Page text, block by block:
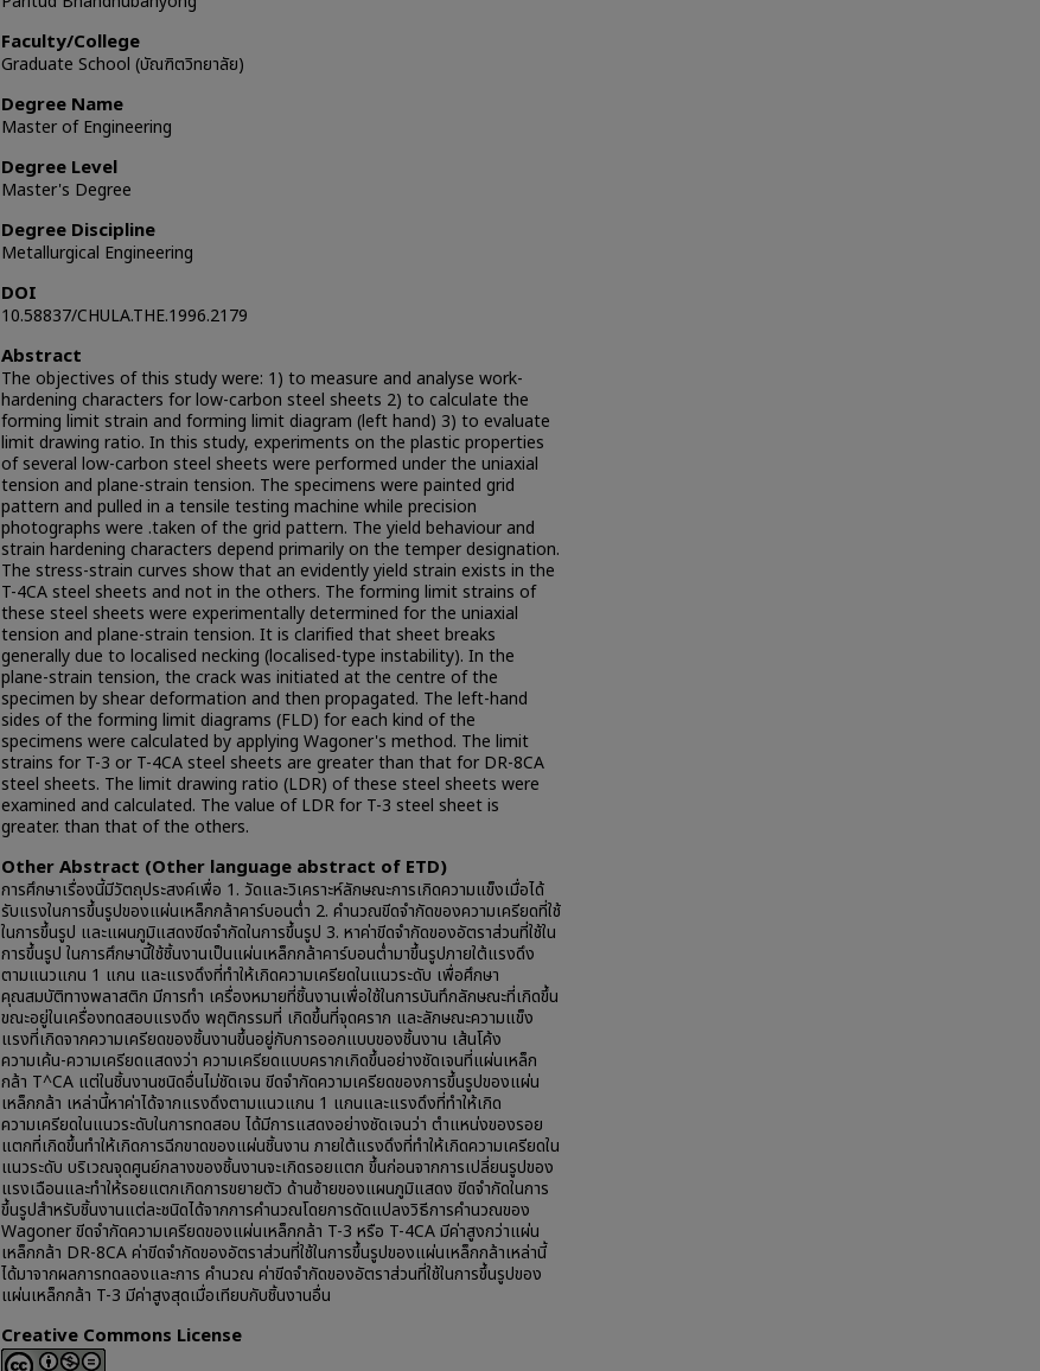
Faculty/College
Graduate School (บัณฑิตวิทยาลัย)
Degree Name
Master of Engineering
Degree Level
Master's Degree
Degree Discipline
Metallurgical Engineering
DOI
10.58837/CHULA.THE.1996.2179
Abstract
The objectives of this study were: 1) to measure and analyse work-
hardening characters for low-carbon steel sheets 2) to calculate the
forming limit strain and forming limit diagram (left hand) 3) to evaluate
limit drawing ratio. In this study, experiments on the plastic properties
of several low-carbon steel sheets were performed under the uniaxial
tension and plane-strain tension. The specimens were painted grid
pattern and pulled in a tensile testing machine while precision
photographs were .taken of the grid pattern. The yield behaviour and
strain hardening characters depend primarily on the temper designation.
The stress-strain curves show that an evidently yield strain exists in the
T-4CA steel sheets and not in the others. The forming limit strains of
these steel sheets were experimentally determined for the uniaxial
tension and plane-strain tension. It is clarified that sheet breaks
generally due to localised necking (localised-type instability). In the
plane-strain tension, the crack was initiated at the centre of the
specimen by shear deformation and then propagated. The left-hand
sides of the forming limit diagrams (FLD) for each kind of the
specimens were calculated by applying Wagoner's method. The limit
strains for T-3 or T-4CA steel sheets are greater than that for DR-8CA
steel sheets. The limit drawing ratio (LDR) of these steel sheets were
examined and calculated. The value of LDR for T-3 steel sheet is
greater. than that of the others.
Other Abstract (Other language abstract of ETD)
การศึกษาเรื่องนี้มีวัตถุประสงค์เพื่อ 1. วัดและวิเคราะห์ลักษณะการเกิดความแข็งเมื่อได้
รับแรงในการขึ้นรูปของแผ่นเหล็กกล้าคาร์บอนต่ำ 2. คำนวณขีดจำกัดของความเครียดที่ใช้
ในการขึ้นรูป และแผนภูมิแสดงขีดจำกัดในการขึ้นรูป 3. หาค่าขีดจำกัดของอัตราส่วนที่ใช้ใน
การขึ้นรูป ในการศึกษานี้ใช้ชิ้นงานเป็นแผ่นเหล็กกล้าคาร์บอนต่ำมาขึ้นรูปภายใต้แรงดึง
ตามแนวแกน 1 แกน และแรงดึงที่ทำให้เกิดความเครียดในแนวระดับ เพื่อศึกษา
คุณสมบัติทางพลาสติก มีการทำ เครื่องหมายที่ชิ้นงานเพื่อใช้ในการบันทึกลักษณะที่เกิดขึ้น
ขณะอยู่ในเครื่องทดสอบแรงดึง พฤติกรรมที่ เกิดขึ้นที่จุดคราก และลักษณะความแข็ง
แรงที่เกิดจากความเครียดของชิ้นงานขึ้นอยู่กับการออกแบบของชิ้นงาน เส้นโค้ง
ความเค้น-ความเครียดแสดงว่า ความเครียดแบบครากเกิดขึ้นอย่างชัดเจนที่แผ่นเหล็ก
กล้า T^CA แต่ในชิ้นงานชนิดอื่นไม่ชัดเจน ขีดจำกัดความเครียดของการขึ้นรูปของแผ่น
เหล็กกล้า เหล่านี้หาค่าได้จากแรงดึงตามแนวแกน 1 แกนและแรงดึงที่ทำให้เกิด
ความเครียดในแนวระดับในการทดสอบ ได้มีการแสดงอย่างชัดเจนว่า ตำแหน่งของรอย
แตกที่เกิดขึ้นทำให้เกิดการฉีกขาดของแผ่นชิ้นงาน ภายใต้แรงดึงที่ทำให้เกิดความเครียดใน
แนวระดับ บริเวณจุดศูนย์กลางของชิ้นงานจะเกิดรอยแตก ขึ้นก่อนจากการเปลี่ยนรูปของ
แรงเฉือนและทำให้รอยแตกเกิดการขยายตัว ด้านซ้ายของแผนภูมิแสดง ขีดจำกัดในการ
ขึ้นรูปสำหรับชิ้นงานแต่ละชนิดได้จากการคำนวณโดยการดัดแปลงวิธีการคำนวณของ
Wagoner ขีดจำกัดความเครียดของแผ่นเหล็กกล้า T-3 หรือ T-4CA มีค่าสูงกว่าแผ่น
เหล็กกล้า DR-8CA ค่าขีดจำกัดของอัตราส่วนที่ใช้ในการขึ้นรูปของแผ่นเหล็กกล้าเหล่านี้
ได้มาจากผลการทดลองและการ คำนวณ ค่าขีดจำกัดของอัตราส่วนที่ใช้ในการขึ้นรูปของ
แผ่นเหล็กกล้า T-3 มีค่าสูงสุดเมื่อเทียบกับชิ้นงานอื่น
Creative Commons License